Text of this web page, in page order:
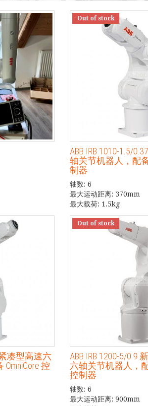
Out of stock
ABB IRB 1010-1.5/
轴关节机器人，配备
制器
轴数: 6
最大运动距离: 370mm
最大载荷: 1.5kg
紧凑型高速六
控
Out of stock
ABB IRB 1200-5/0.9
六轴关节机器人，配
控制器
轴数: 6
最大运动距离: 900mm